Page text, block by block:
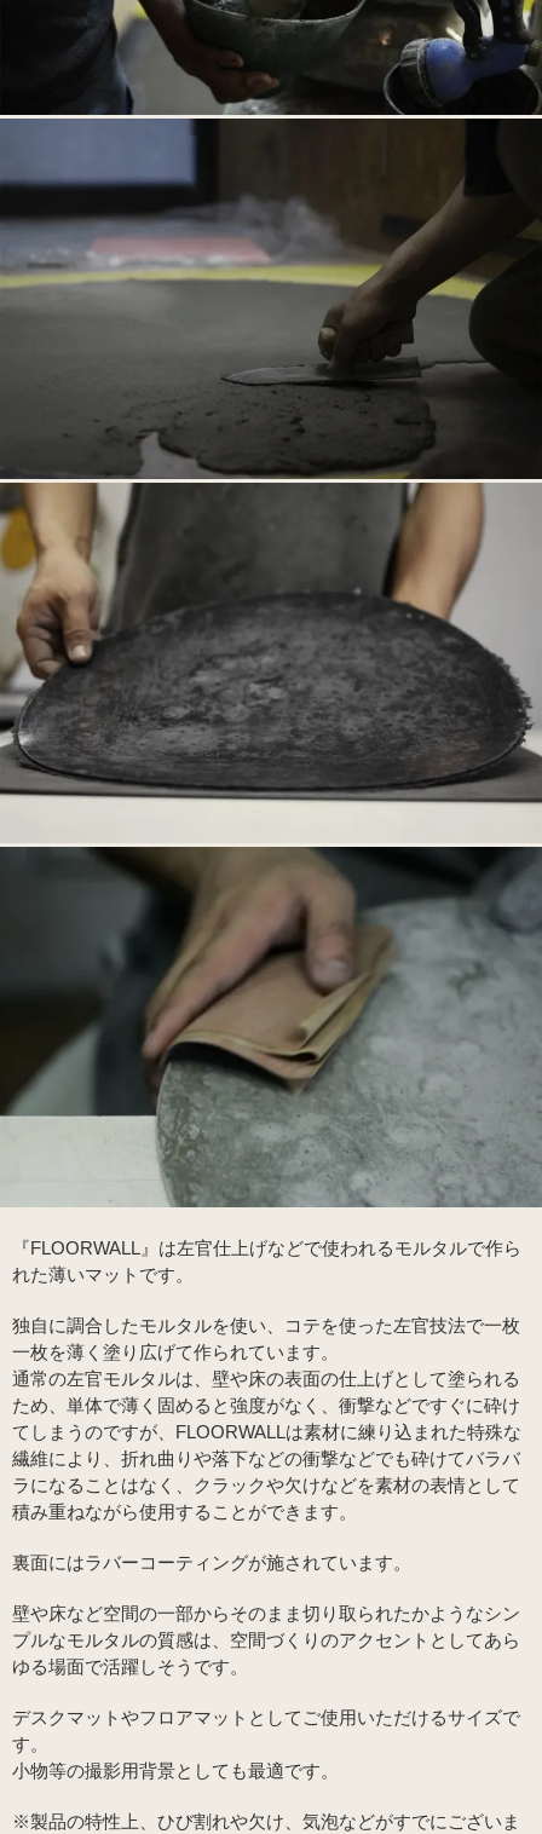
『FLOORWALL』は左官仕上げなどで使われるモルタルで作ら
れた薄いマットです。
独自に調合したモルタルを使い、コテを使った左官技法で一枚
一枚を薄く塗り広げて作られています。
通常の左官モルタルは、壁や床の表面の仕上げとして塗られる
ため、単体で薄く固めると強度がなく、衝撃などですぐに砕け
てしまうのですが、FLOORWALLは素材に練り込まれた特殊な
繊維により、折れ曲りや落下などの衝撃などでも砕けてバラバ
ラになることはなく、クラックや欠けなどを素材の表情として
積み重ねながら使用することができます。
裏面にはラバーコーティングが施されています。
壁や床など空間の一部からそのまま切り取られたかようなシン
プルなモルタルの質感は、空間づくりのアクセントとしてあら
ゆる場面で活躍しそうです。
デスクマットやフロアマットとしてご使用いただけるサイズで
す。
小物等の撮影用背景としても最適です。
※製品の特性上、ひび割れや欠け、気泡などがすでにございま